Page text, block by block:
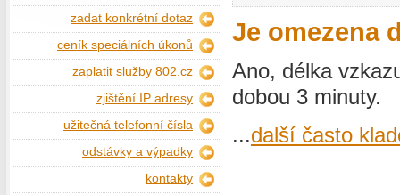
zadat konkrétní dotaz
ceník speciálních úkonů
zaplatit služby 802.cz
zjištění IP adresy
užitečná telefonní čísla
odstávky a výpadky
kontakty
Je omezena
Ano, délka
dobou 3 minuty.
...další často